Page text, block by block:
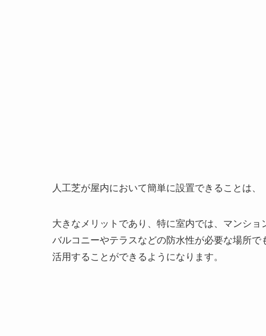
人工芝が屋内において簡単に設置できることは、
大きなメリットであり、特に室内では、マンショ
バルコニーやテラスなどの防水性が必要な場所で
活用することができるようになります。